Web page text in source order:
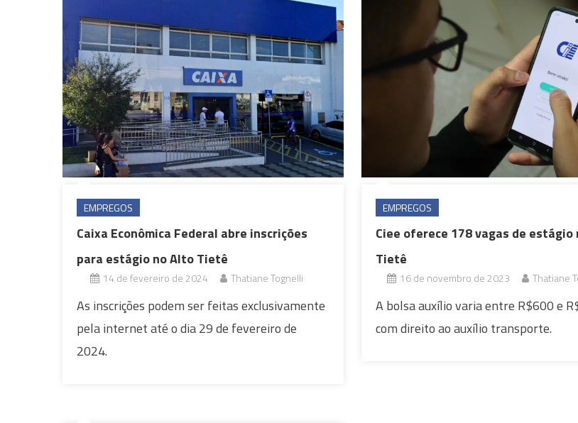
EMPREGOS
Caixa Econômica Federal abre inscrições
para estágio no Alto Tietê
14 de fevereiro de 2024 Thatiane Tognelli
As inscrições podem ser feitas exclusivamente
pela internet até o dia 29 de fevereiro de
2024.
EMPREGOS
Ciee oferece 178 vagas de estágio
Tietê
16 de novembro de 2023 Thatiane
A bolsa auxílio varia entre R$600 e
com direito ao auxílio transporte.